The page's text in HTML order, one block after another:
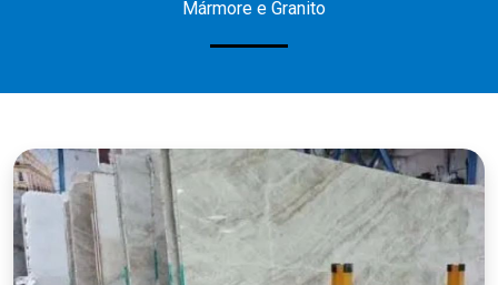
Mármore e Granito